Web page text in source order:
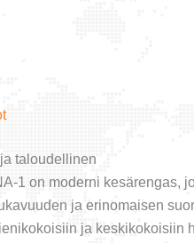
taloudellinen
1 on moderni kesärengas,
ja erinomaisen
ja keskikokoisiin